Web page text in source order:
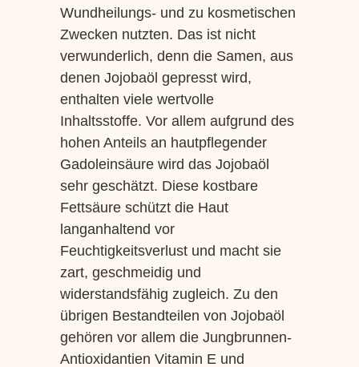
Wundheilungs- und zu kosmetischen
Zwecken nutzten. Das ist nicht
verwunderlich, denn die Samen, aus
denen Jojobaöl gepresst wird,
enthalten viele wertvolle
Inhaltsstoffe. Vor allem aufgrund des
hohen Anteils an hautpflegender
Gadoleinsäure wird das Jojobaöl
sehr geschätzt. Diese kostbare
Fettsäure schützt die Haut
langanhaltend vor
Feuchtigkeitsverlust und macht sie
zart, geschmeidig und
widerstandsfähig zugleich. Zu den
übrigen Bestandteilen von Jojobaöl
gehören vor allem die Jungbrunnen-
Antioxidantien Vitamin E und